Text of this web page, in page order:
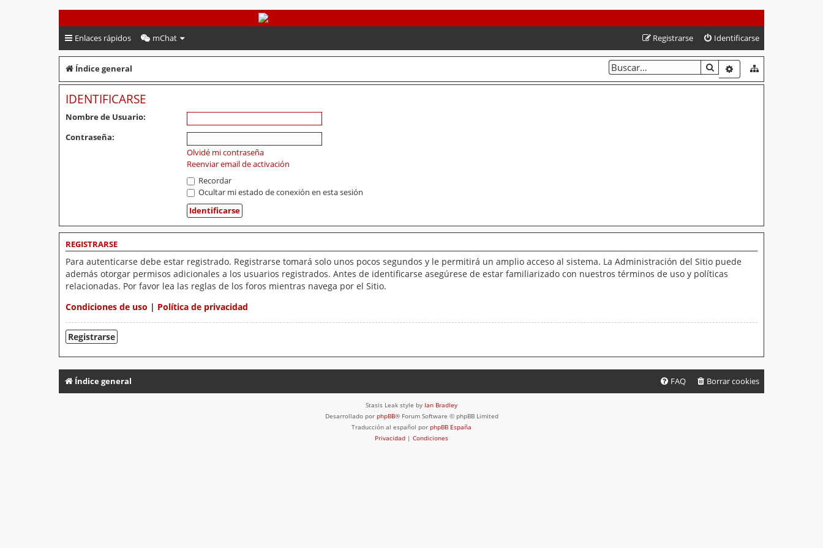
PeruVoley.com
Enlaces rápidos mChat Identificarse
Registrarse
Índice general BUSCARBÚSQUEDA
IDENTIFICARSE
Nombre de Usuario:
Contraseña:
Olvidé mi contraseña
Reenviar email de activación
Recordar
Ocultar mi estado de conexión en esta sesión
REGISTRARSE
Para autenticarse debe estar registrado. Registrarse tomará solo unos pocos segundos y le permitirá un amplio acceso al sistema. La Administración del Sitio puede
además otorgar permisos adicionales a los usuarios registrados. Antes de identificarse asegúrese de estar familiarizado con nuestros términos de uso y políticas
relacionadas. Por favor lea las reglas de los foros mientras navega por el Sitio.
Condiciones de uso | Política de privacidad
Registrarse
Índice general Borrar cookies
FAQ
Stasis Leak style by Ian Bradley
Desarrollado por phpBB® Forum Software © phpBB Limited
Traducción al español por phpBB España
Privacidad | Condiciones